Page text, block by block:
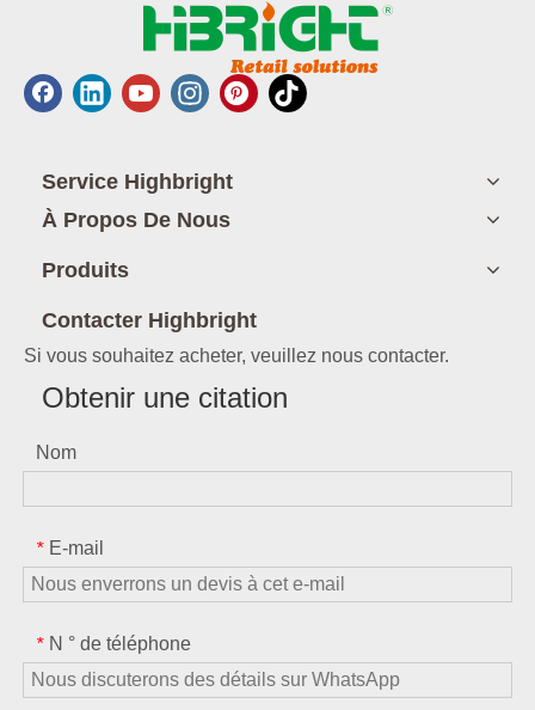
Service Highbright
À Propos De Nous
Produits
Contacter Highbright
Si vous souhaitez acheter, veuillez nous contacter.
Obtenir une citation
Nom
* E-mail
* N ° de téléphone